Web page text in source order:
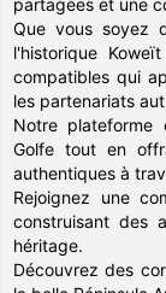
Que vous soyez
l'historique
compatibles qui
les partenariats
Notre plateforme
Golfe tout en
authentiques à
Rejoignez une
construisant des
héritage.
Découvrez des